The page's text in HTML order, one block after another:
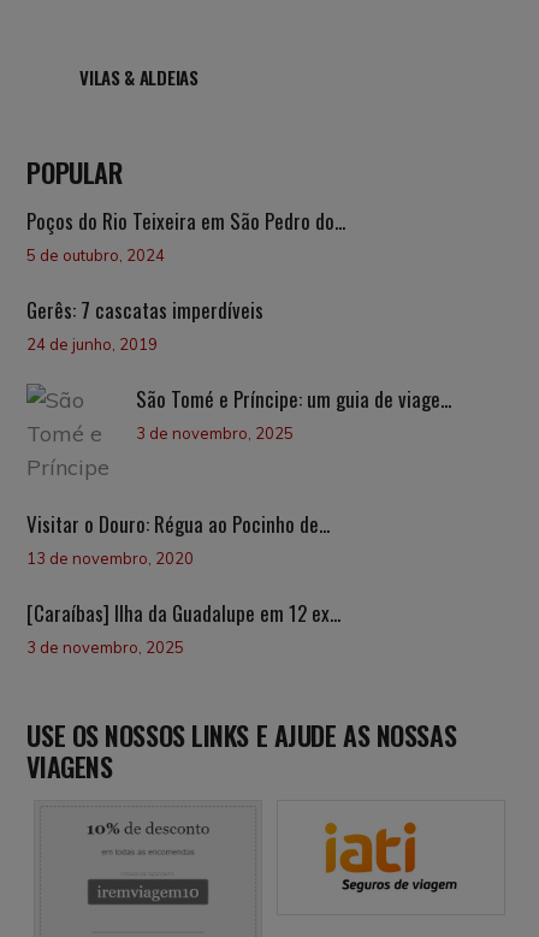
VILAS & ALDEIAS
POPULAR
Poços do Rio Teixeira em São Pedro do...
5 de outubro, 2024
Gerês: 7 cascatas imperdíveis
24 de junho, 2019
São Tomé e Príncipe: um guia de viage...
3 de novembro, 2025
Visitar o Douro: Régua ao Pocinho de...
13 de novembro, 2020
[Caraíbas] Ilha da Guadalupe em 12 ex...
3 de novembro, 2025
USE OS NOSSOS LINKS E AJUDE AS NOSSAS
VIAGENS